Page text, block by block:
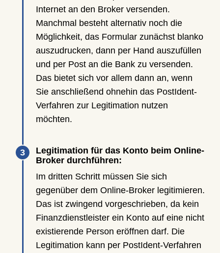
Internet an den Broker versenden.
Manchmal besteht alternativ noch die
Möglichkeit, das Formular zunächst blanko
auszudrucken, dann per Hand auszufüllen
und per Post an die Bank zu versenden.
Das bietet sich vor allem dann an, wenn
Sie anschließend ohnehin das PostIdent-
Verfahren zur Legitimation nutzen
möchten.
Legitimation für das Konto beim Online-
Broker durchführen:
Im dritten Schritt müssen Sie sich
gegenüber dem Online-Broker legitimieren.
Das ist zwingend vorgeschrieben, da kein
Finanzdienstleister ein Konto auf eine nicht
existierende Person eröffnen darf. Die
Legitimation kann per PostIdent-Verfahren